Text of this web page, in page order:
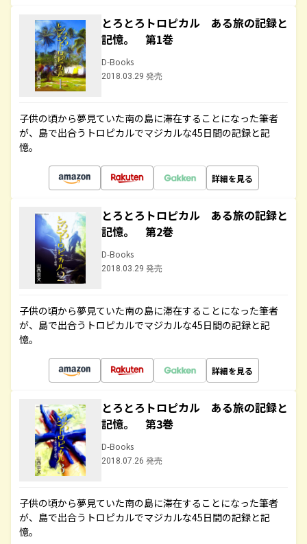
とろとろトロピカル ある旅の記録と
記憶。 第1巻
D-Books
2018.03.29 発売
子供の頃から夢見ていた南の島に滞在することになった筆者
が、島で出合うトロピカルでマジカルな45日間の記録と記
憶。
詳細を見る
とろとろトロピカル ある旅の記録と
記憶。 第2巻
D-Books
2018.03.29 発売
子供の頃から夢見ていた南の島に滞在することになった筆者
が、島で出合うトロピカルでマジカルな45日間の記録と記
憶。
詳細を見る
とろとろトロピカル ある旅の記録と
記憶。 第3巻
D-Books
2018.07.26 発売
子供の頃から夢見ていた南の島に滞在することになった筆者
が、島で出合うトロピカルでマジカルな45日間の記録と記
憶。